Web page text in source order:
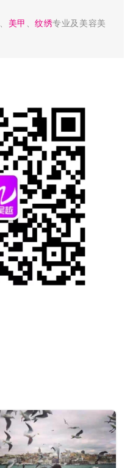
美甲 、纹绣专业及 美容美